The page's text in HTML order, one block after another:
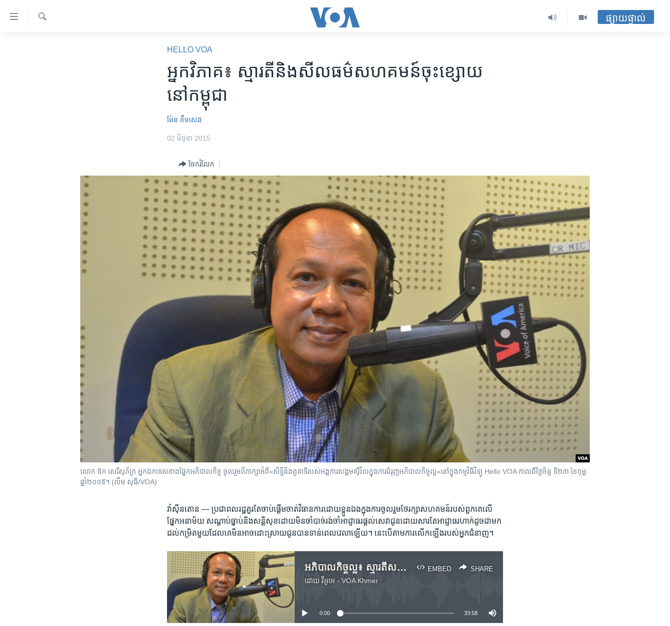
ទៅ​
ផ្សាយផ្ទាល់
HELLO VOA
អ្នក​វិភាគ៖ ស្មារតី​និង​សីលធម៌​សហគមន៍​ចុះ​ខ្សោយ​
នៅ​កម្ពុជា
ម៉ែន គឹមសេង
02 មិថុនា 2015
ចែករំលែក
លោក ឱក សេរីសុភ័ក្រ អ្នក​ឯកទេស​ខាង​ផ្នែក​អភិបាលកិច្ច ចូល​រួម​ពិភាក្សា​អំពី​«សិទ្ធិ​និង​តួនាទី​របស់​អង្គការ​សង្គម​ស៊ីវិល​ក្នុង​ការ​ជំរុញ​អភិបាលកិច្ច​ល្អ‍»​នៅ​ក្នុង​កម្មវិធី​វិទ្យុ Hello VOA កាល​ពី​ថ្ងៃ​ច័ន្ទ ទី​២៣ ខែ​កុម្ភៈ
ឆ្នាំ​២០១៥។ (លឹម សុធី/VOA)
វ៉ាស៊ីនតោន —ប្រជាពលរដ្ឋគួរ​តែចាប់​ផ្តើម​ចាត់​វិធានការ​ដោយ​ខ្លួន​ឯង​ក្នុង​ការចូលរួមថែ​រក្សា​សហគមន៍​របស់​ពួក​គេ​លើ
ផ្នែក​អនាម័យ​ ​សណ្តាប់​ធ្នាប់និង​សន្តិសុខដោយ​មិន​ចាំបាច់​រង់ចាំ​អាជ្ញាធរ​ផ្តល់​សេវា​ជូនដោយ​សារ​តែ​អាជ្ញាធរហាក់​ដូច​ជា​មក​
ដល់​កម្រិត​មួយ​ដែល​គេ​មិន​អាច​ដោះស្រាយ​ជូន​បាន​ទាន់​ពេល​វេលា​ឡើយ។ នេះ​បើ​តាមការ​លើកឡើង​របស់​អ្នក​ជំនាញ។​
EMBED SHARE
អភិបាលកិច្ច​ល្អ៖ ស្មារតី​សហគមន៍​របស់​ប្រជាពលរដ្ឋ​ខ្មែរ​ក្នុង​ការ​ដោះស្រាយ​បញ្ហា​ផ្ទាល់ខ្លួន
ដោយវីអូអេ - VOA Khmer
No media source currently available
0:00 33:58